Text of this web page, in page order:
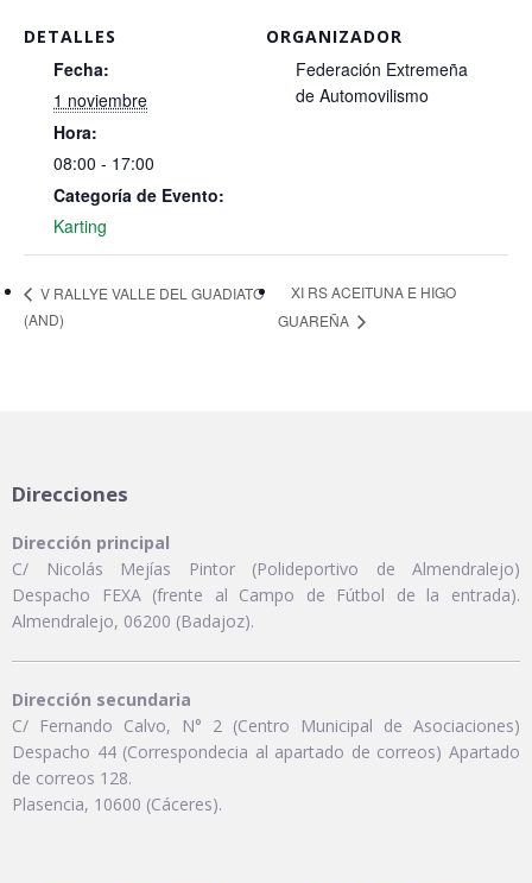
DETALLES
Fecha:
1 noviembre
Hora:
08:00 - 17:00
Categoría de Evento:
Karting
ORGANIZADOR
Federación Extremeña
de Automovilismo
V RALLYE VALLE DEL GUADIATO
(AND)
XI RS ACEITUNA E HIGO
GUAREÑA
Direcciones
Dirección principal
C/ Nicolás Mejías Pintor (Polideportivo de Almendralejo)
Despacho FEXA (frente al Campo de Fútbol de la entrada).
Almendralejo, 06200 (Badajoz).
Dirección secundaria
C/ Fernando Calvo, N° 2 (Centro Municipal de Asociaciones)
Despacho 44 (Correspondecia al apartado de correos) Apartado
de correos 128.
Plasencia, 10600 (Cáceres).